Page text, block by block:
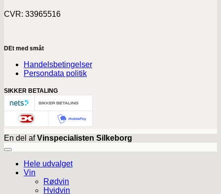
CVR: 33965516
DEt med småt
Handelsbetingelser
Persondata politik
SIKKER BETALING
En del afVinspecialisten Silkeborg
Hele udvalget
Vin
Rødvin
Hvidvin